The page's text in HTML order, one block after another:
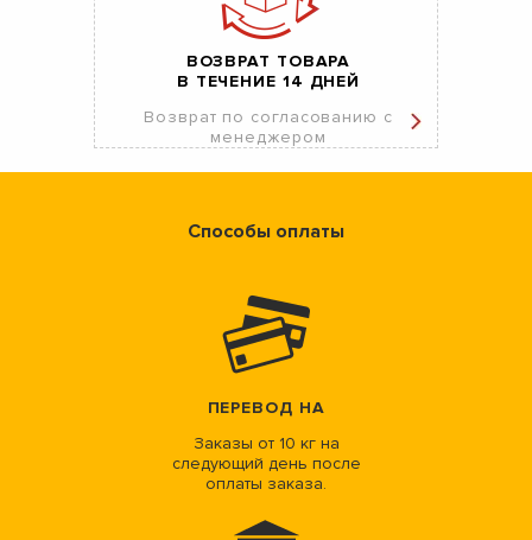
ВОЗВРАТ ТОВАРА
В ТЕЧЕНИЕ 14 ДНЕЙ
Возврат по согласованию с
менеджером
Способы оплаты
ПЕРЕВОД НА
Заказы от 10 кг на
следующий день после
оплаты заказа.